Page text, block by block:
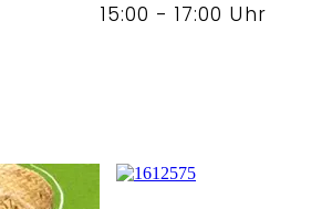
15:00 - 17:00 Uhr